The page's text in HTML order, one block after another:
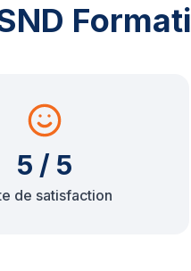
5 / 5
de satisfaction